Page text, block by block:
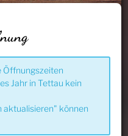
Öffnungszeiten
Jahr in Tettau kein
aktualisieren" können